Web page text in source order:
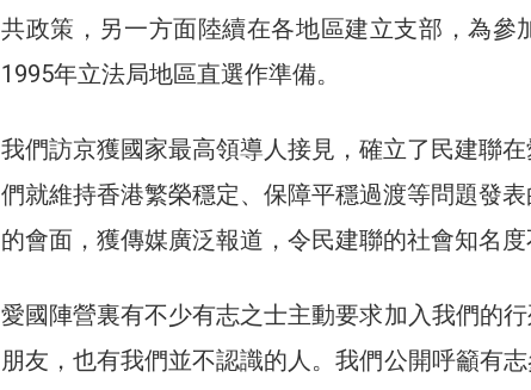
共政策，另一方面陸續在各地區建立支部，為參
1995年立法局地區直選作準備。
我們訪京獲國家最高領導人接見，確立了民建聯
們就維持香港繁榮穩定、保障平穩過渡等問題發
的會面，獲傳媒廣泛報道，令民建聯的社會知名度
愛國陣營裏有不少有志之士主動要求加入我們的
朋友，也有我們並不認識的人。我們公開呼籲有